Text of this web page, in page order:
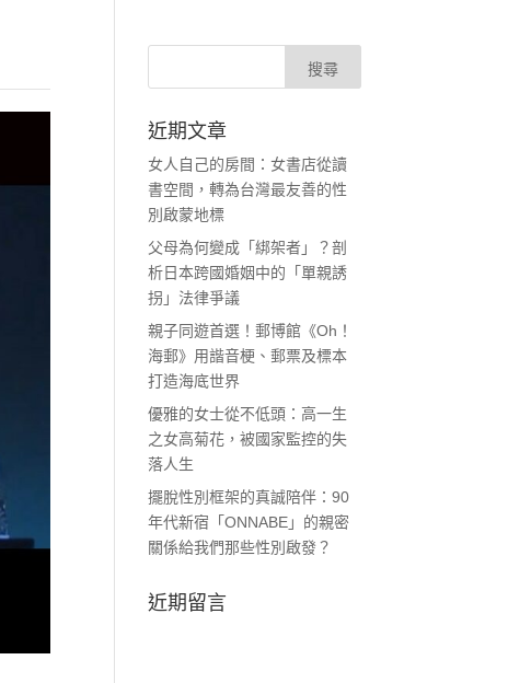
近期文章
女人自己的房間：女書店從讀
書空間，轉為台灣最友善的性
別啟蒙地標
父母為何變成「綁架者」？剖
析日本跨國婚姻中的「單親誘
拐」法律爭議
親子同遊首選！郵博館《Oh！
海郵》用諧音梗、郵票及標本
打造海底世界
優雅的女士從不低頭：高一生
之女高菊花，被國家監控的失
落人生
擺脫性別框架的真誠陪伴：90
年代新宿「ONNABE」的親密
關係給我們那些性別啟發？
近期留言